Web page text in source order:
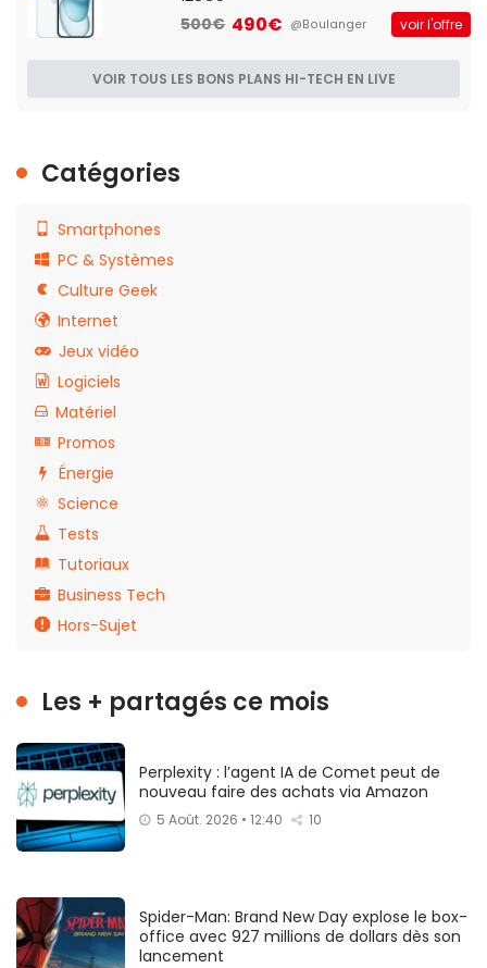
500€ 490€ @Boulanger voir l'offre
VOIR TOUS LES BONS PLANS HI-TECH EN LIVE
Catégories
Smartphones
PC & Systèmes
Culture Geek
Internet
Jeux vidéo
Logiciels
Matériel
Promos
Énergie
Science
Tests
Tutoriaux
Business Tech
Hors-Sujet
Les + partagés ce mois
Perplexity : l’agent IA de Comet peut de
nouveau faire des achats via Amazon
5 Août. 2026 • 12:40 10
Spider-Man: Brand New Day explose le box-
office avec 927 millions de dollars dès son
lancement